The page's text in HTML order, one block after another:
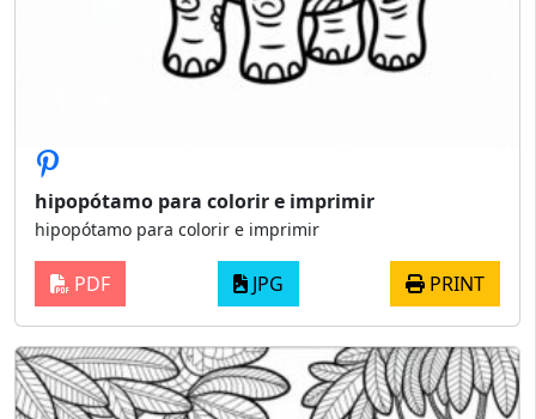
hipopótamo para colorir e imprimir
hipopótamo para colorir e imprimir
PDF JPG PRINT